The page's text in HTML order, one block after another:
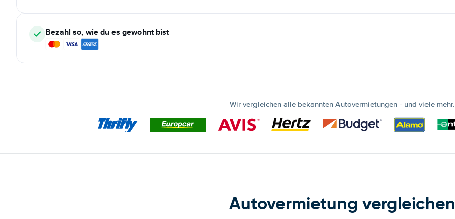
Bezahl so, wie du es gewohnt bist
Wir vergleichen alle bekannten Autovermietungen - und viele mehr.
Autovermietung vergleichen